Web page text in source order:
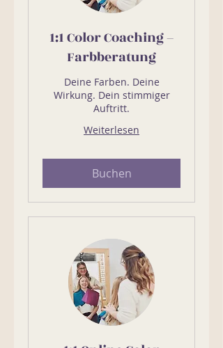
1:1 Color Coaching –
Farbberatung
Deine Farben. Deine
Wirkung. Dein stimmiger
Auftritt.
Weiterlesen
Buchen